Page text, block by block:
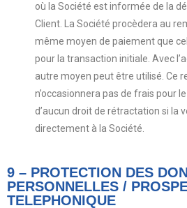
où la Société est informée de la
Client. La Société procèdera au
même moyen de paiement que
pour la transaction initiale. Avec
autre moyen peut être utilisé. Ce
n’occasionnera pas de frais pour
d’aucun droit de rétractation si la
directement à la Société.
9 – PROTECTION DES
PERSONNELLES /
TELEPHONIQUE